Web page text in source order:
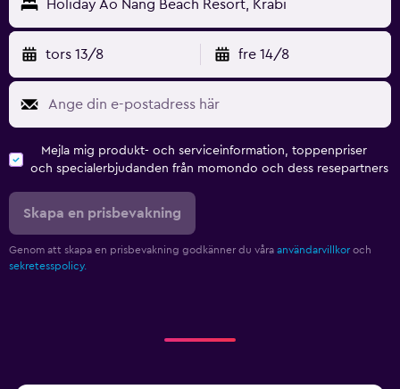
Fitness
Träningslokal
Gym
Holiday Ao Nang Beach Resort, Krabi
tors 13/8 fre 14/8
Mejla mig produkt- och serviceinformation, toppenpriser
och specialerbjudanden från momondo och dess resepartners
Skapa en prisbevakning
Genom att skapa en prisbevakning godkänner du våra användarvillkor och
sekretesspolicy.